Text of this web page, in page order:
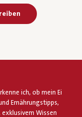
ich, ob mein Ei
Ernährungstipps,
Wissen